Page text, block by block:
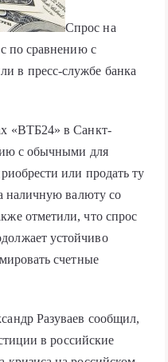
Спрос на
по сравнению с
в пресс-службе банка
«ВТБ24» в Санкт-
с обычными для
или продать ту
наличную валюту со
отметили, что спрос
устойчиво
счетные
Разуваев сообщил,
в российские